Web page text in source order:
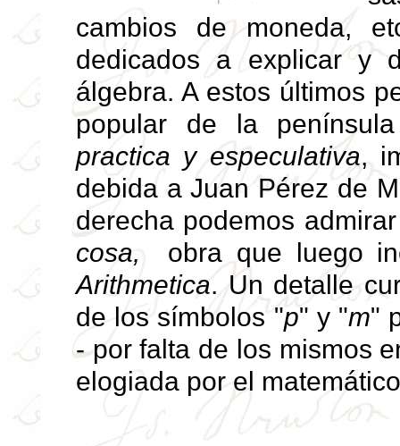
cambios de moneda,
dedicados a explicar y
álgebra. A estos últimos
popular de la
practica y especulativa,
debida a Juan Pérez de
derecha podemos
cosa,
obra que luego
Arithmetica. Un detalle
de los símbolos "p" y "m"
- por falta de los mismos
elogiada por el